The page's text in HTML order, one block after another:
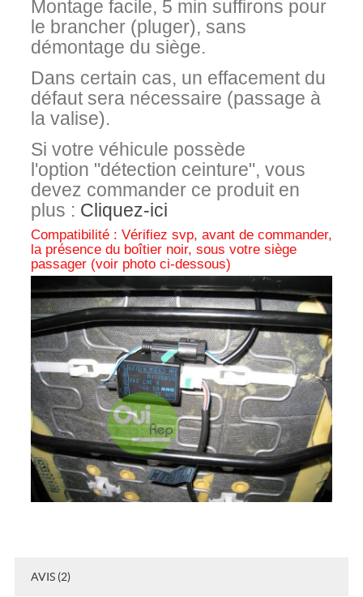
Montage facile, 5 min suffirons pour
le brancher (pluger), sans
démontage du siège.
Dans certain cas, un effacement du
défaut sera nécessaire (passage à
la valise).
Si votre véhicule possède
l'option "détection ceinture", vous
devez commander ce produit en
plus : Cliquez-ici
Compatibilité : Vérifiez svp, avant de commander,
la présence du boîtier noir, sous votre siège
passager (voir photo ci-dessous)
AVIS (2)